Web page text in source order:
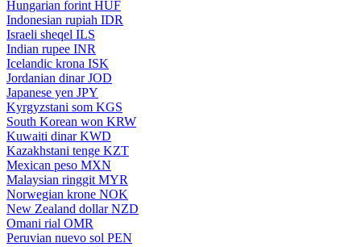
Hungarian forint HUF
Indonesian rupiah IDR
Israeli sheqel ILS
Indian rupee INR
Icelandic krona ISK
Jordanian dinar JOD
Japanese yen JPY
Kyrgyzstani som KGS
South Korean won KRW
Kuwaiti dinar KWD
Kazakhstani tenge KZT
Mexican peso MXN
Malaysian ringgit MYR
Norwegian krone NOK
New Zealand dollar NZD
Omani rial OMR
Peruvian nuevo sol PEN